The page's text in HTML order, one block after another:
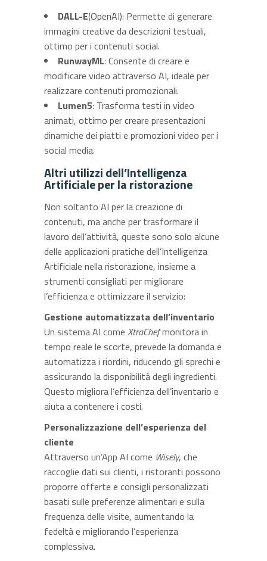
DALL-E(OpenAI): Permette di generare
immagini creative da descrizioni testuali,
ottimo per i contenuti social.
RunwayML: Consente di creare e
modificare video attraverso AI, ideale per
realizzare contenuti promozionali.
Lumen5: Trasforma testi in video
animati, ottimo per creare presentazioni
dinamiche dei piatti e promozioni video per i
social media.
Altri utilizzi dell’Intelligenza
Artificiale per la ristorazione
Non soltanto AI per la creazione di
contenuti, ma anche per trasformare il
lavoro dell’attività, queste sono solo alcune
delle applicazioni pratiche dell’Intelligenza
Artificiale nella ristorazione, insieme a
strumenti consigliati per migliorare
l’efficienza e ottimizzare il servizio:
Gestione automatizzata dell’inventario
Un sistema AI come XtraChefmonitora in
tempo reale le scorte, prevede la domanda e
automatizza i riordini, riducendo gli sprechi e
assicurando la disponibilità degli ingredienti.
Questo migliora l’efficienza dell’inventario e
aiuta a contenere i costi.
Personalizzazione dell’esperienza del
cliente
Attraverso un’App AI come Wisely, che
raccoglie dati sui clienti, i ristoranti possono
proporre offerte e consigli personalizzati
basati sulle preferenze alimentari e sulla
frequenza delle visite, aumentando la
fedeltà e migliorando l’esperienza
complessiva.